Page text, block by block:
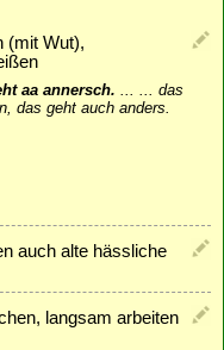
(mit Wut),
aa annersch. ... ... das
das geht auch anders.
auch alte hässliche
langsam arbeiten